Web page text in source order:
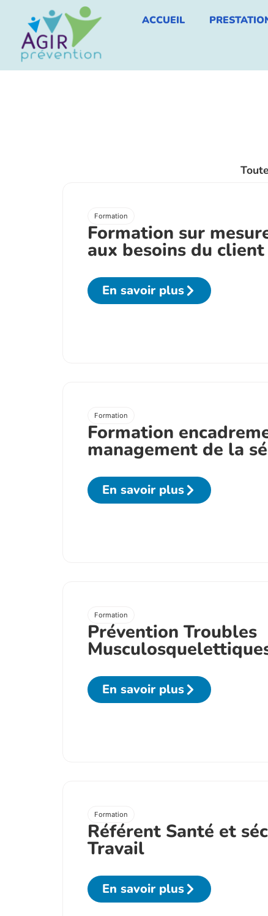
ACCUEIL
Formation
Formation sur
aux besoins du client
En savoir plus
Formation
Formation
management de la
En savoir plus
Formation
Prévention Troubles
En savoir plus
Formation
Référent Santé et
Travail
En savoir plus